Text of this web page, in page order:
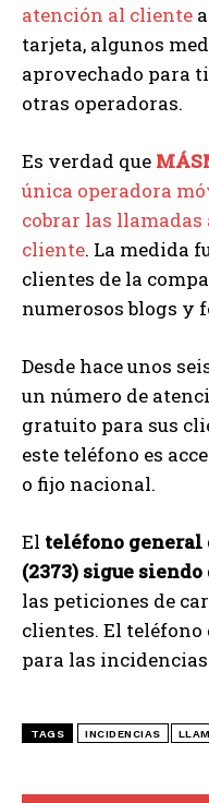
atención al cliente
tarjeta, algunos
aprovechado para
otras operadoras.
Es verdad que
única operadora
cobrar las
cliente. La medida
clientes de la
numerosos blogs y
Desde hace unos
un número de
gratuito para sus
este teléfono es
o fijo nacional.
El teléfono
(2373) sigue siendo
las peticiones de
clientes. El
para las
TAGS INCIDENCIAS